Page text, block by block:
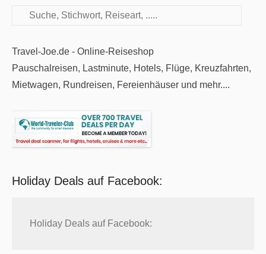
Suchen
Travel-Joe.de - Online-Reiseshop
Pauschalreisen, Lastminute, Hotels, Flüge, Kreuzfahrten,
Mietwagen, Rundreisen, Fereienhäuser und mehr....
Holiday Deals auf Facebook:
Holiday Deals auf Facebook: